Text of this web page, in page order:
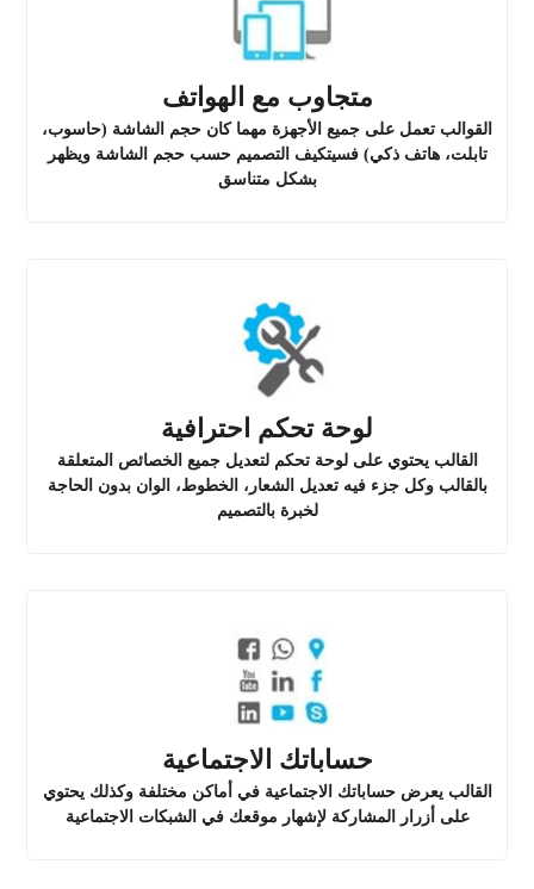
متجاوب مع الهواتف
القوالب تعمل على جميع الأجهزة مهما كان حجم الشاشة (حاسوب،
تابلت، هاتف ذكي) فسيتكيف التصميم حسب حجم الشاشة ويظهر
بشكل متناسق
لوحة تحكم احترافية
القالب يحتوي على لوحة تحكم لتعديل جميع الخصائص المتعلقة
بالقالب وكل جزء فيه تعديل الشعار، الخطوط، الوان بدون الحاجة
لخبرة بالتصميم
حساباتك الاجتماعية
القالب يعرض حساباتك الاجتماعية في أماكن مختلفة وكذلك يحتوي
على أزرار المشاركة لإشهار موقعك في الشبكات الاجتماعية